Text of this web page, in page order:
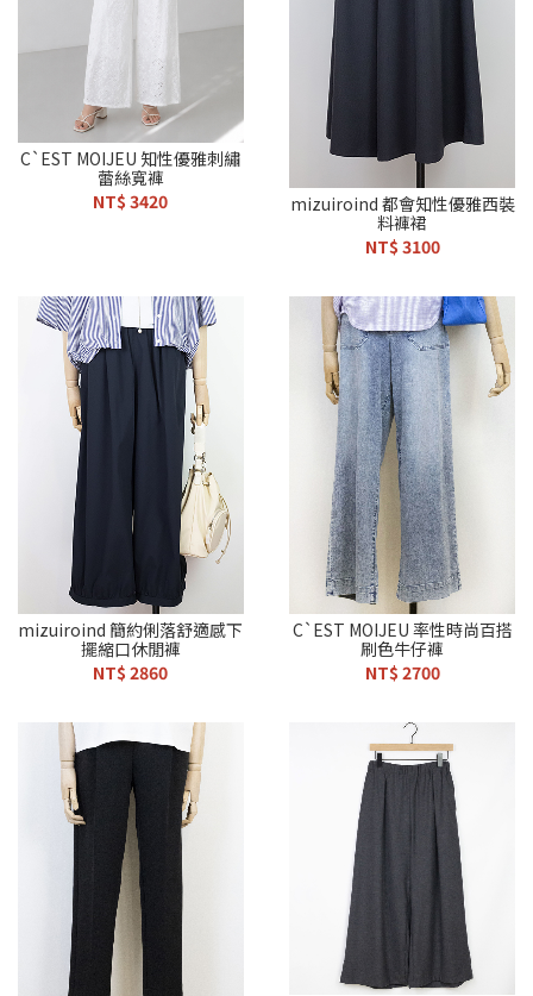
C`EST MOIJEU 知性優雅刺繡
蕾絲寬褲
NT$ 3420
mizuiroind 都會知性優雅西裝
料褲裙
NT$ 3100
mizuiroind 簡約俐落舒適感下
擺縮口休閒褲
NT$ 2860
C`EST MOIJEU 率性時尚百搭
刷色牛仔褲
NT$ 2700